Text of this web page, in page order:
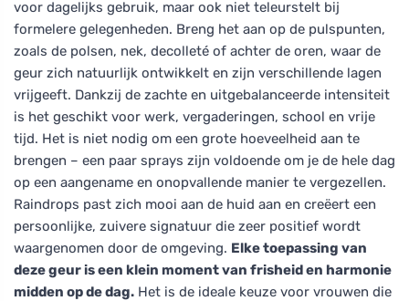
voor dagelijks gebruik, maar ook niet teleurstelt bij
formelere gelegenheden. Breng het aan op de pulspunten,
zoals de polsen, nek, decolleté of achter de oren, waar de
geur zich natuurlijk ontwikkelt en zijn verschillende lagen
vrijgeeft. Dankzij de zachte en uitgebalanceerde intensiteit
is het geschikt voor werk, vergaderingen, school en vrije
tijd. Het is niet nodig om een grote hoeveelheid aan te
brengen – een paar sprays zijn voldoende om je de hele dag
op een aangename en onopvallende manier te vergezellen.
Raindrops past zich mooi aan de huid aan en creëert een
persoonlijke, zuivere signatuur die zeer positief wordt
waargenomen door de omgeving. Elke toepassing van
deze geur is een klein moment van frisheid en harmonie
midden op de dag. Het is de ideale keuze voor vrouwen die